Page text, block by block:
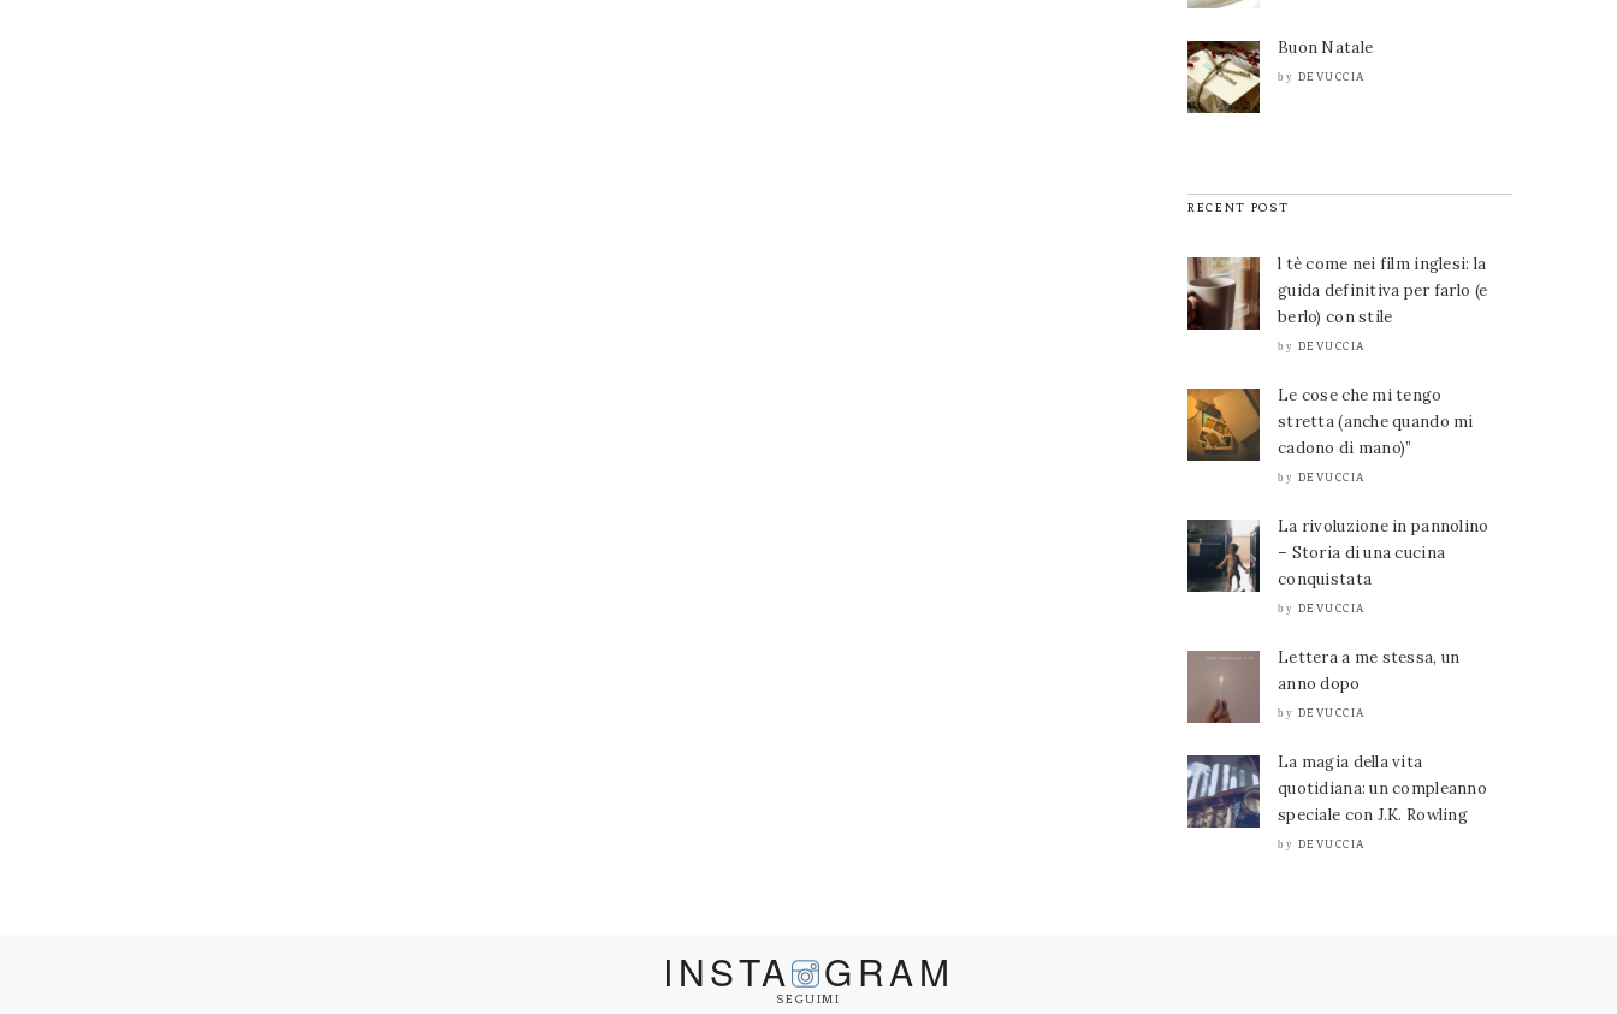
Buon Natale
by DEVUCCIA
RECENT POST
l tè come nei film inglesi: la
guida definitiva per farlo (e
berlo) con stile
by DEVUCCIA
Le cose che mi tengo
stretta (anche quando mi
cadono di mano)”
by DEVUCCIA
La rivoluzione in pannolino
– Storia di una cucina
conquistata
by DEVUCCIA
Lettera a me stessa, un
anno dopo
by DEVUCCIA
La magia della vita
quotidiana: un compleanno
speciale con J.K. Rowling
by DEVUCCIA
INSTA GRAM
SEGUIMI